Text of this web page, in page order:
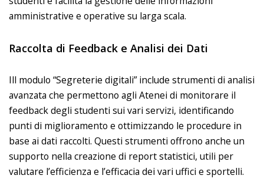
amministrative e operative su larga scala.
Raccolta di Feedback e Analisi dei Dati
Ill modulo “Segreterie digitali” include strumenti di analisi
avanzata che permettono agli Atenei di monitorare il
feedback degli studenti sui vari servizi, identificando
punti di miglioramento e ottimizzando le procedure in
base ai dati raccolti. Questi strumenti offrono anche un
supporto nella creazione di report statistici, utili per
valutare l’efficienza e l’efficacia dei vari uffici e sportelli.